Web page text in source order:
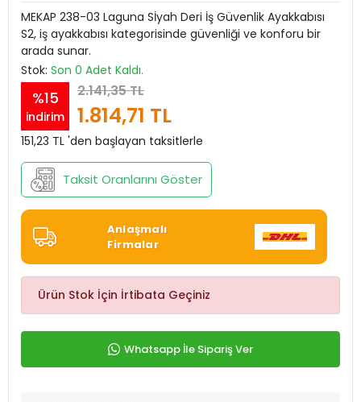
MEKAP 238-03 Laguna Sİyah Deri İş Güvenlik Ayakkabısı
S2, iş ayakkabısı kategorisinde güvenliği ve konforu bir
arada sunar.
Stok: Son 0 Adet Kaldı.
%15
indirim
2.141,35 TL
1.814,71 TL
151,23 TL 'den başlayan taksitlerle
Taksit Oranlarını Göster
Anlaşmalı
Firmalar
Ürün Stok İçin İrtibata Geçiniz
Whatsapp İle Sipariş Ver